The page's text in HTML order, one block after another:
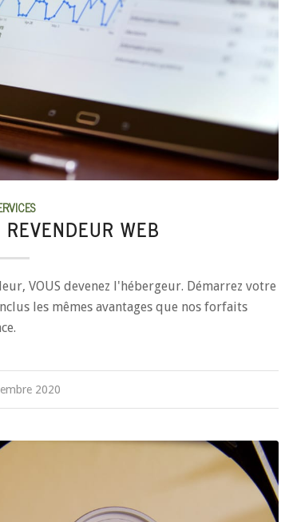
WEB
VOUS devenez l'hébergeur. Démarrez votre
les mêmes avantages que nos forfaits
2020